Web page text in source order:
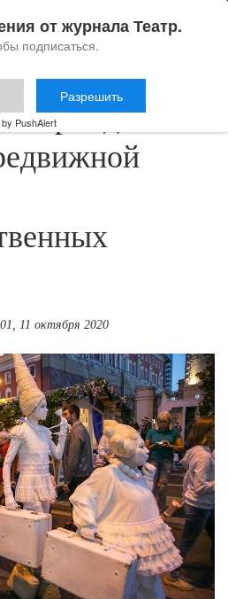
пройдёт
11 октября 2020
от журнала Театр.
подписаться.
Разрешить
by PushAlert